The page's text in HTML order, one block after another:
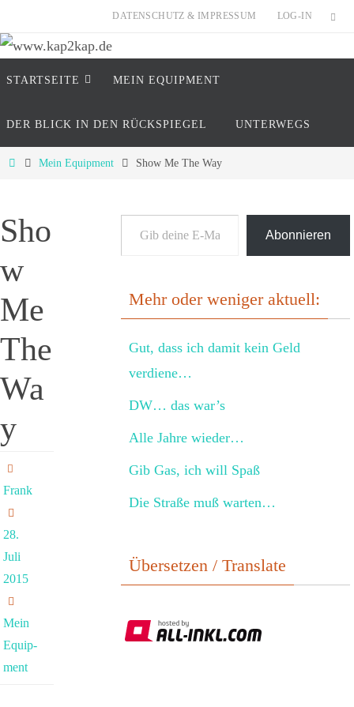
Inhalt
springen
DATENSCHUTZ & IMPRESSUM LOG-IN
www.kap2kap.de
"Reisen ist tödlich..... für Vorurteile" (Mark
Inhalt
STARTSEITE MEIN EQUIP­MENT
DER BLICK IN DEN RÜCKSPIEGEL UNTERWEGS
StartMein Equip­ment Show Me The Way
Sho
w
Me
The
Wa
y
Frank
28.
Juli
2015
Mein
Equip­
ment
Gib deine E-Mail-Adresse ein ...
Abonnieren
Mehr oder weniger aktuell:
Gut, dass ich damit kein Geld
verdiene…
DW… das war’s
Alle Jahre wieder…
Gib Gas, ich will Spaß
Die Straße muß warten…
Übersetzen / Translate